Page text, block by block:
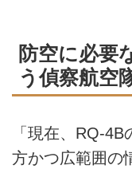
防空に必要
う偵察航空
「現在、RQ-
方かつ広範囲の